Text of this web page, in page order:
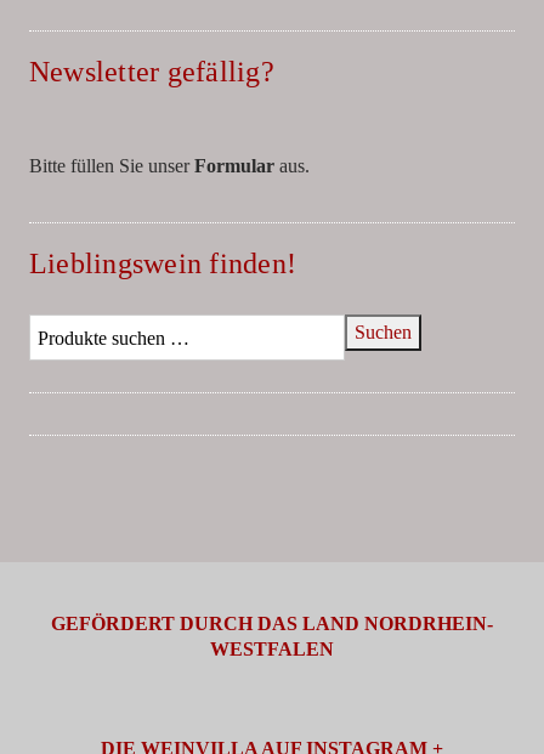
Newsletter gefällig?
Bitte füllen Sie unserFormularaus.
Lieblingswein finden!
Suchen
GEFÖRDERT DURCH DAS LAND NORDRHEIN-
WESTFALEN
DIE WEINVILLA AUF INSTAGRAM +